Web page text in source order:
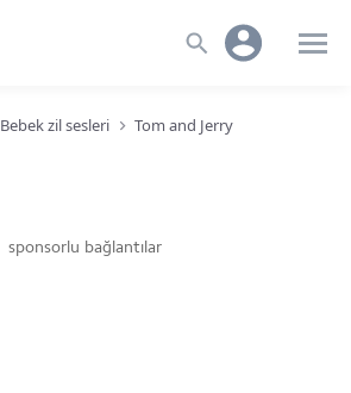
Bebek zil sesleri Tom and Jerry
sponsorlu bağlantılar